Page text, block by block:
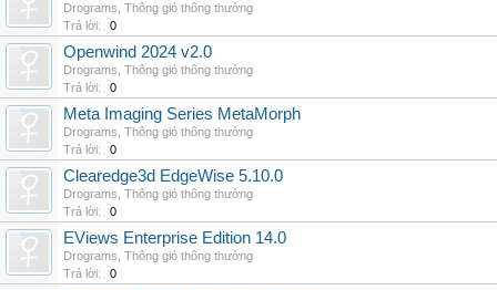
Drograms Thông gió thông thường
Trả lời:
0
Openwind 2024 v2.0
Drograms Thông gió thông thường
Trả lời:
0
Meta Imaging Series MetaMorph
Drograms Thông gió thông thường
Trả lời:
0
Clearedge3d EdgeWise 5.10.0
Drograms Thông gió thông thường
Trả lời:
0
EViews Enterprise Edition 14.0
Drograms Thông gió thông thường
Trả lời:
0